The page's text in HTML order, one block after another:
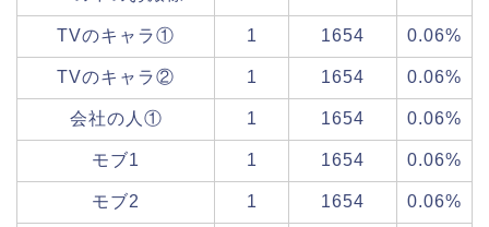
TVのキャラ① 1 1654 0.06%
TVのキャラ② 1 1654 0.06%
会社の人① 1 1654 0.06%
モブ1 1 1654 0.06%
モブ2 1 1654 0.06%